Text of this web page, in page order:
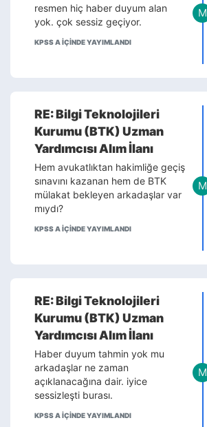
resmen hiç haber duyum alan
yok. çok sessiz geçiyor.
KPSS A IÇINDE YAYIMLANDI
M
RE: Bilgi Teknolojileri
Kurumu (BTK) Uzman
Yardımcısı Alım İlanı
Hem avukatlıktan hakimliğe geçiş
sınavını kazanan hem de BTK
mülakat bekleyen arkadaşlar var
mıydı?
KPSS A IÇINDE YAYIMLANDI
M
RE: Bilgi Teknolojileri
Kurumu (BTK) Uzman
Yardımcısı Alım İlanı
Haber duyum tahmin yok mu
arkadaşlar ne zaman
açıklanacağına dair. iyice
sessizleşti burası.
KPSS A IÇINDE YAYIMLANDI
M